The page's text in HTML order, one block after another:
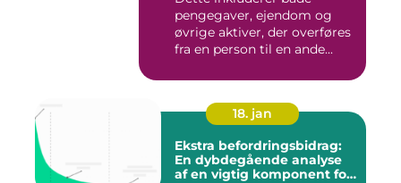
pengegaver, ejendom og
øvrige aktiver, der overføres
fra en person til en ande...
18. jan
Ekstra befordringsbidrag:
En dybdegående analyse
af en vigtig komponent for